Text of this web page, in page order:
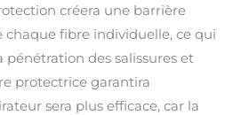
créera une barrière
chaque fibre individuelle, ce qui
des salissures et
protectrice garantira
sera plus efficace, car la